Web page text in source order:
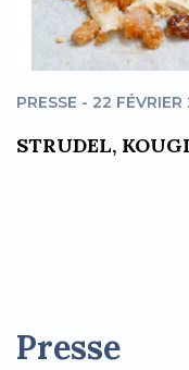
PRESSE - 22 FÉVRIER
STRUDEL,
Presse